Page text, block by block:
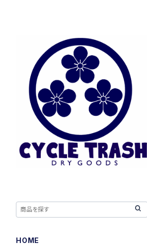
HOME